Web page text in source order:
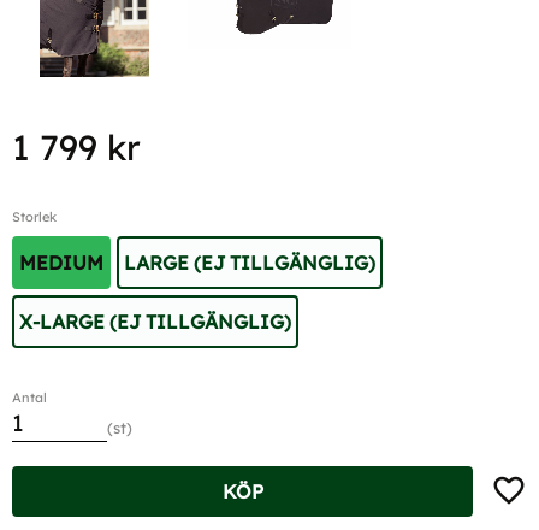
1 799 kr
Storlek
MEDIUM LARGE (EJ TILLGÄNGLIG)
X-LARGE (EJ TILLGÄNGLIG)
Antal
st
KÖP